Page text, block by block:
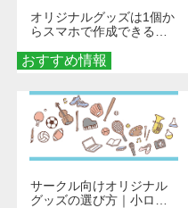
おすすめ情報
オリジナルグッズは1個か
らスマホで作成できる！
くなる巾着＆ポーチ活用
術
サークル向けオリジナル
グッズの選び方｜小ロッ